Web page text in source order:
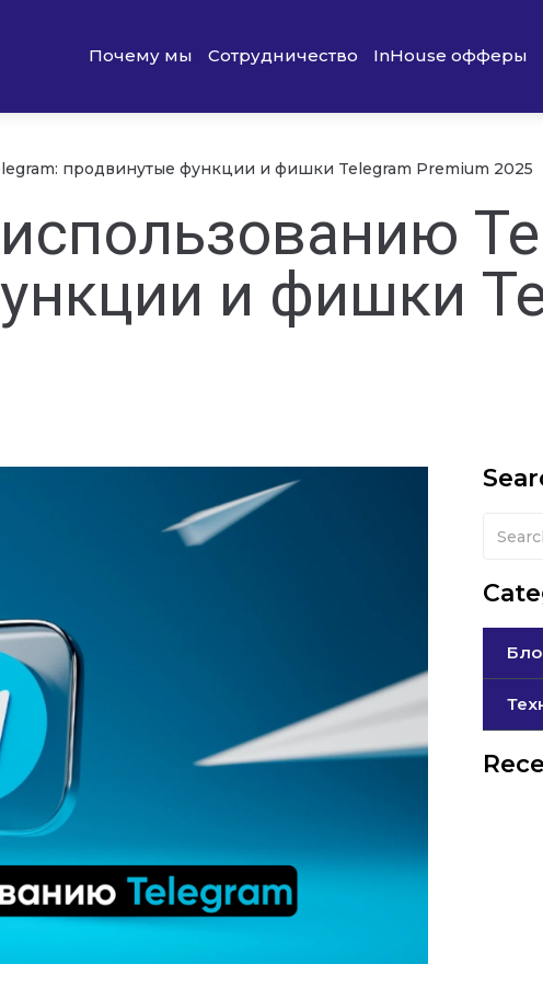
Почему мы Сотрудничество InHouse офферы
продвинутые функции и фишки Telegram Premium 2025
и фишки